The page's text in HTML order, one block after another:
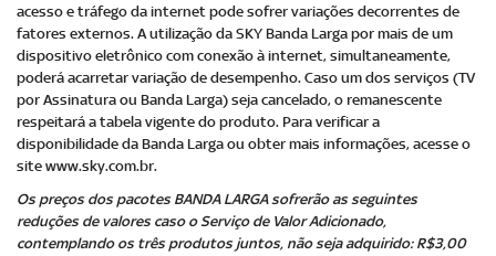
acesso e tráfego da internet pode sofrer variações decorrentes de
fatores externos. A utilização da SKY Banda Larga por mais de um
dispositivo eletrônico com conexão à internet, simultaneamente,
poderá acarretar variação de desempenho. Caso um dos serviços (TV
por Assinatura ou Banda Larga) seja cancelado, o remanescente
respeitará a tabela vigente do produto. Para verificar a
disponibilidade da Banda Larga ou obter mais informações, acesse o
site www.sky.com.br.
Os preços dos pacotes BANDA LARGA sofrerão as seguintes
reduções de valores caso o Serviço de Valor Adicionado,
contemplando os três produtos juntos, não seja adquirido: R$3,00